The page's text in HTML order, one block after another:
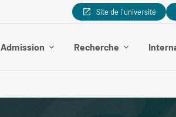
Site de l'université
Admission Recherche